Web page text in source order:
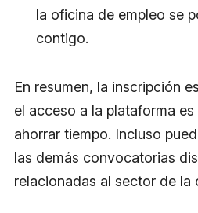
la oficina de empleo se
contigo.
En resumen, la inscripción
el acceso a la plataforma
ahorrar tiempo. Incluso
las demás convocatorias
relacionadas al sector de la